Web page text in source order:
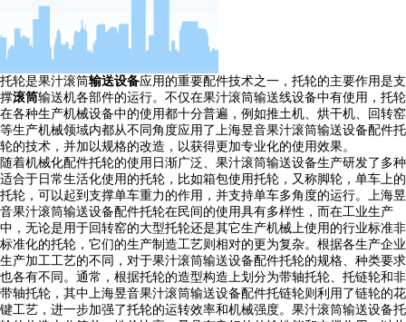
托轮是果汁滚筒输送设备应用的重要配件技术之一，托轮的主要作用是支
撑滚筒输送机各部件的运行。不仅在果汁滚筒输送线设备中有使用，托轮
在各种生产机械设备中的使用都十分普遍，例如推土机、烘干机、回转窑
等生产机械领域内都从不同角度应用了上海昱音果汁滚筒输送设备配件托
轮的技术，并加以规格的改造，以获得更加专业化的使用效果。
随着机械化配件托轮的使用日渐广泛、果汁滚筒输送设备生产研发了多种
适合于日常生活化使用的托轮，比如箱包使用托轮，又称脚轮，单车上的
托轮，可以起到支撑单车重力的作用，并支持单车多角度的运行。上海昱
音果汁滚筒输送设备配件托轮在民间的使用具有多样性，而在工业生产
中，无论是用于回转窑的大型托轮还是其它生产机械上使用的行业标准非
标准化的托轮，它们的生产制造工艺则相对的更为复杂。根据各生产企业
生产加工工艺的不同，对于果汁滚筒输送设备配件托轮的规格、种类要求
也各有不同。通常，根据托轮的造型构造上划分为带轴托轮、托链轮和非
带轴托轮，其中上海昱音果汁滚筒输送设备配件托链轮则利用了链轮的花
键工艺，进一步加强了托轮的运转效率和机械强度。果汁滚筒输送设备托